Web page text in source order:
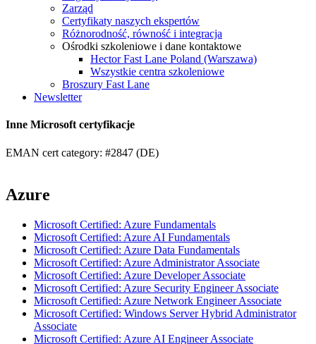
Zarząd
Certyfikaty naszych ekspertów
Różnorodność, równość i integracja
Ośrodki szkoleniowe i dane kontaktowe
Hector Fast Lane Poland (Warszawa)
Wszystkie centra szkoleniowe
Broszury Fast Lane
Newsletter
Inne Microsoft certyfikacje
EMAN cert category: #2847 (DE)
Azure
Microsoft Certified: Azure Fundamentals
Microsoft Certified: Azure AI Fundamentals
Microsoft Certified: Azure Data Fundamentals
Microsoft Certified: Azure Administrator Associate
Microsoft Certified: Azure Developer Associate
Microsoft Certified: Azure Security Engineer Associate
Microsoft Certified: Azure Network Engineer Associate
Microsoft Certified: Windows Server Hybrid Administrator
Associate
Microsoft Certified: Azure AI Engineer Associate